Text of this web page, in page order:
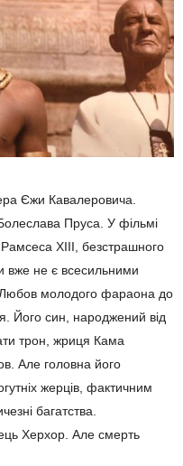
Єжи Кавалеровича.
Пруса. У фільмі
XIII, безстрашного
вже не є всесильними
молодого фараона до
Його син, народжений від
трон, жриця Кама
Але головна його
жерців, фактичним
багатства.
Херхор. Але смерть